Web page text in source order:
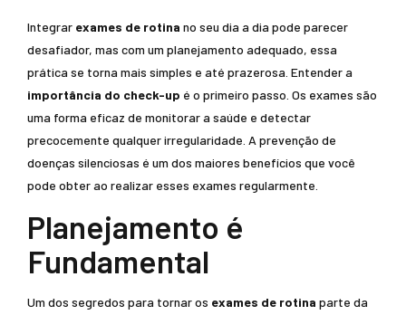
Integrar exames de rotina no seu dia a dia pode parecer
desafiador, mas com um planejamento adequado, essa
prática se torna mais simples e até prazerosa. Entender a
importância do check-up é o primeiro passo. Os exames são
uma forma eficaz de monitorar a saúde e detectar
precocemente qualquer irregularidade. A prevenção de
doenças silenciosas é um dos maiores benefícios que você
pode obter ao realizar esses exames regularmente.
Planejamento é
Fundamental
Um dos segredos para tornar os exames de rotina parte da